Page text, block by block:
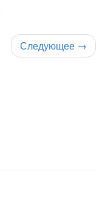
Следующее →